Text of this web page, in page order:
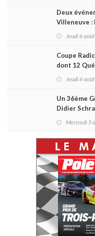
Deux
Villeneuve :
Jeudi 6
Coupe
dont 12
Jeudi 6
Un 36ème
Didier
Mercredi 5